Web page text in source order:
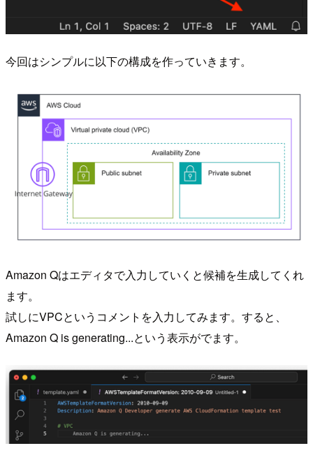
今回はシンプルに以下の構成を作っていきます。
Amazon Qはエディタで入力していくと候補を生成してくれ
ます。
試しにVPCというコメントを入力してみます。すると、
Amazon Q is generating...という表示がでます。